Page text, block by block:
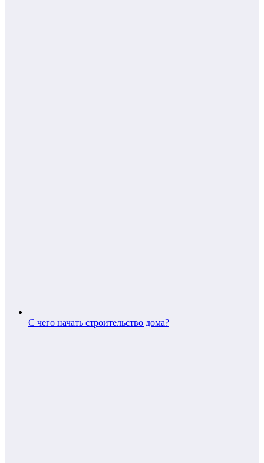
С чего начать строительство дома?